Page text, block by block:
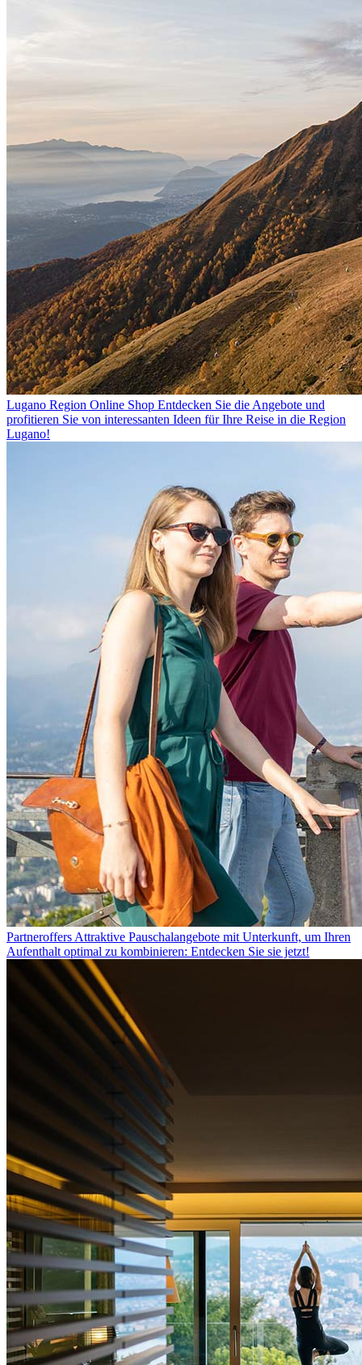
Lugano Region Online Shop Entdecken Sie die Angebote und
profitieren Sie von interessanten Ideen für Ihre Reise in die Region
Lugano!
Partneroffers Attraktive Pauschalangebote mit Unterkunft, um Ihren
Aufenthalt optimal zu kombinieren: Entdecken Sie sie jetzt!